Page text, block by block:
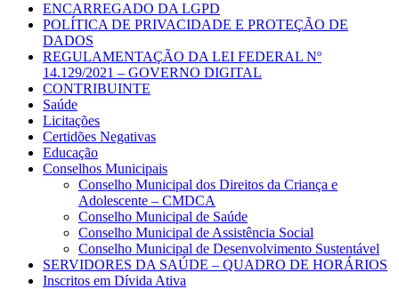
ENCARREGADO DA LGPD
POLÍTICA DE PRIVACIDADE E PROTEÇÃO DE
DADOS
REGULAMENTAÇÃO DA LEI FEDERAL Nº
14.129/2021 – GOVERNO DIGITAL
CONTRIBUINTE
Saúde
Licitações
Certidões Negativas
Educação
Conselhos Municipais
Conselho Municipal dos Direitos da Criança e
Adolescente – CMDCA
Conselho Municipal de Saúde
Conselho Municipal de Assistência Social
Conselho Municipal de Desenvolvimento Sustentável
SERVIDORES DA SAÚDE – QUADRO DE HORÁRIOS
Inscritos em Dívida Ativa